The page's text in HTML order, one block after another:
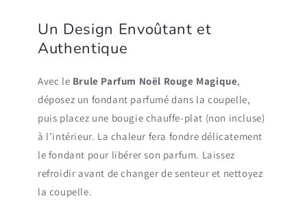
Un Design Envoûtant et
Authentique
Avec le Brule Parfum Noël Rouge Magique,
déposez un fondant parfumé dans la coupelle,
puis placez une bougie chauffe-plat (non incluse)
à l’intérieur. La chaleur fera fondre délicatement
le fondant pour libérer son parfum. Laissez
refroidir avant de changer de senteur et nettoyez
la coupelle.